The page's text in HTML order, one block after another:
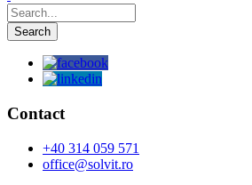
Contact
+40 314 059 571
office@solvit.ro